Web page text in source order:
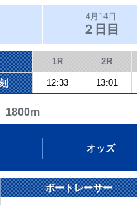
4月14日
２日目
1R 2R
12:33 13:01
オッズ
ボートレーサー